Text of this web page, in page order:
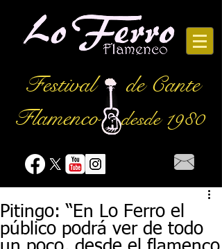
Festival
de Cante
Flamencodesde 1980
Pitingo: “En Lo Ferro el
público podrá ver de todo